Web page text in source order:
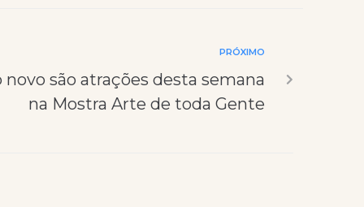
PRÓXIMO
são atrações desta semana
na Mostra Arte de toda Gente